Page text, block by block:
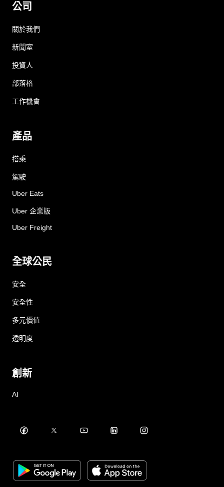
公司
關於我們
新聞室
投資人
部落格
工作機會
產品
搭乘
駕駛
Uber Eats
Uber 企業版
Uber Freight
全球公民
安全
安全性
多元價值
透明度
創新
AI